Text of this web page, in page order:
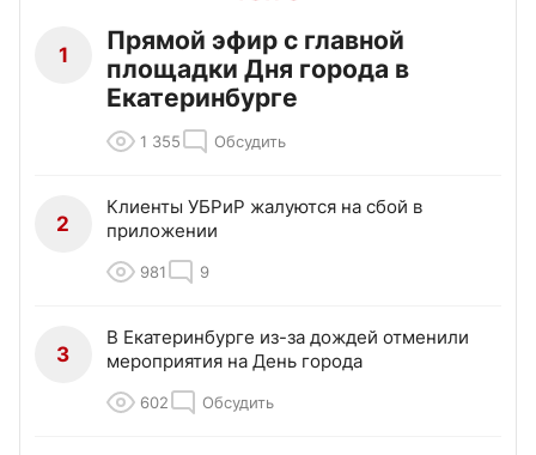
1
Прямой эфир с главной
площадки Дня города в
Екатеринбурге
1 355 Обсудить
2
Клиенты УБРиР жалуются на сбой в
приложении
981 9
3
В Екатеринбурге из-за дождей отменили
мероприятия на День города
602 Обсудить